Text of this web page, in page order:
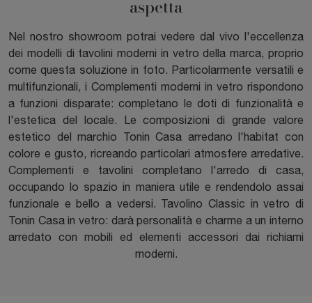
aspetta
Nel nostro showroom potrai vedere dal vivo l'eccellenza
dei modelli di tavolini moderni in vetro della marca, proprio
come questa soluzione in foto. Particolarmente versatili e
multifunzionali, i Complementi moderni in vetro rispondono
a funzioni disparate: completano le doti di funzionalità e
l'estetica del locale. Le composizioni di grande valore
estetico del marchio Tonin Casa arredano l'habitat con
colore e gusto, ricreando particolari atmosfere arredative.
Complementi e tavolini completano l'arredo di casa,
occupando lo spazio in maniera utile e rendendolo assai
funzionale e bello a vedersi. Tavolino Classic in vetro di
Tonin Casa in vetro: darà personalità e charme a un interno
arredato con mobili ed elementi accessori dai richiami
moderni.